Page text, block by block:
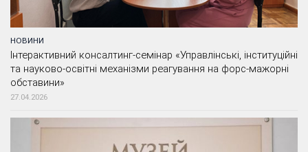
НОВИНИ
Інтерактивний консалтинг-семінар «Управлінські, інституційні
та науково-освітні механізми реагування на форс-мажорні
обставини»
27.04.2026